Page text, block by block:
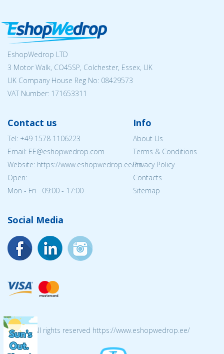
EshopWedrop LTD
3 Motor Walk, CO45SP, Colchester, Essex, UK
UK Company House Reg No: 08429573
VAT Number: 171653311
Contact us
Tel: +49 1578 1106223
Email: EE@eshopwedrop.com
Website: https://www.eshopwedrop.ee/en
Open:
Mon - Fri 09:00 - 17:00
Info
About Us
Terms & Conditions
Privacy Policy
Contacts
Sitemap
Social Media
© 2026 All rights reserved https://www.eshopwedrop.ee/